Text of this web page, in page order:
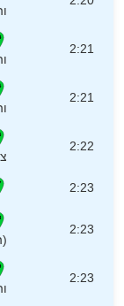
2:21
2:21
2:22
2:23
2:23
2:23